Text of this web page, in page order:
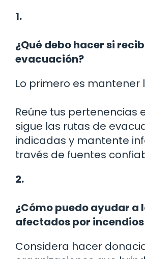
1.
¿Qué debo hacer si
evacuación?
Lo primero es mantener
Reúne tus pertenencias
sigue las rutas de
indicadas y mantente
través de fuentes
2.
¿Cómo puedo ayudar a
afectados por
Considera hacer